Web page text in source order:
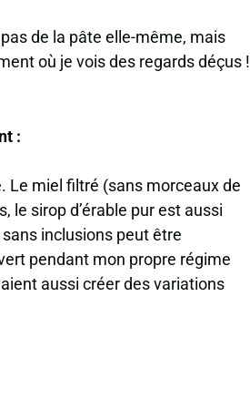
de la pâte elle-même, mais
où je vois des regards déçus !
:
Le miel filtré (sans morceaux de
le sirop d’érable pur est aussi
inclusions peut être
pendant mon propre régime
aussi créer des variations